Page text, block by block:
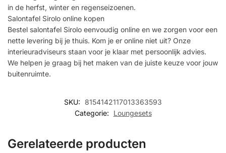
in de herfst, winter en regenseizoenen.
Salontafel Sirolo online kopen
Bestel salontafel Sirolo eenvoudig online en we zorgen voor een
nette levering bij je thuis. Kom je er online niet uit? Onze
interieuradviseurs staan voor je klaar met persoonlijk advies.
We helpen je graag bij het maken van de juiste keuze voor jouw
buitenruimte.
SKU:
8154142117013363593
Categorie:
Loungesets
Gerelateerde producten